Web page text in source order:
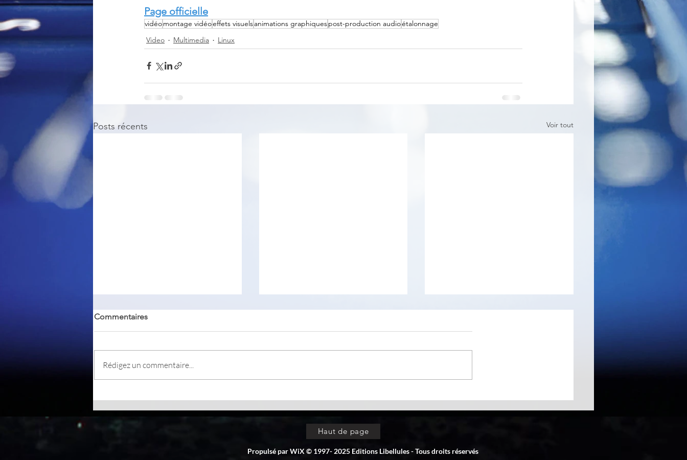
Page officielle
vidéomontage vidéoeffets visuelsanimations graphiquespost-production audioétalonnage
Video
Multimedia Linux
Posts récents Voir tout
lire tous vos fichiers
Commentaires
Rédigez un commentaire...
Haut de page
Propulsé par WiX © 1997- 2025 Editions Libellules - Tous droits réservés